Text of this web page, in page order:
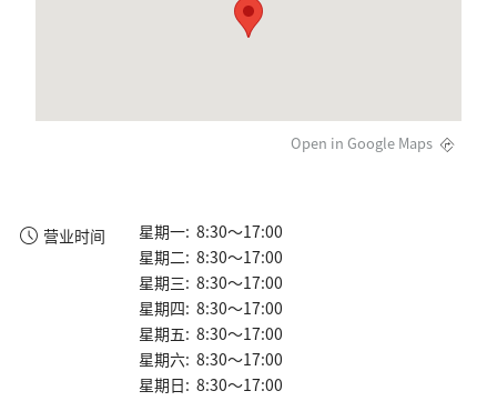
Open in Google Maps
营业时间
星期一: 8:30～17:00
星期二: 8:30～17:00
星期三: 8:30～17:00
星期四: 8:30～17:00
星期五: 8:30～17:00
星期六: 8:30～17:00
星期日: 8:30～17:00